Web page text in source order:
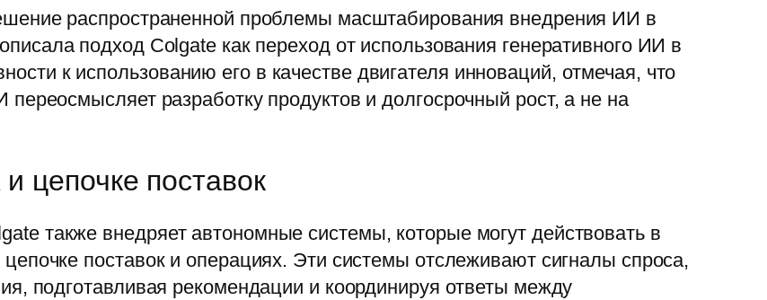
распространенной проблемы масштабирования внедрения ИИ в
подход Colgate как переход от использования генеративного ИИ в
к использованию его в качестве двигателя инноваций, отмечая, что
разработку продуктов и долгосрочный рост, а не на
цепочке поставок
также внедряет автономные системы, которые могут действовать в
поставок и операциях. Эти системы отслеживают сигналы спроса,
подготавливая рекомендации и координируя ответы между